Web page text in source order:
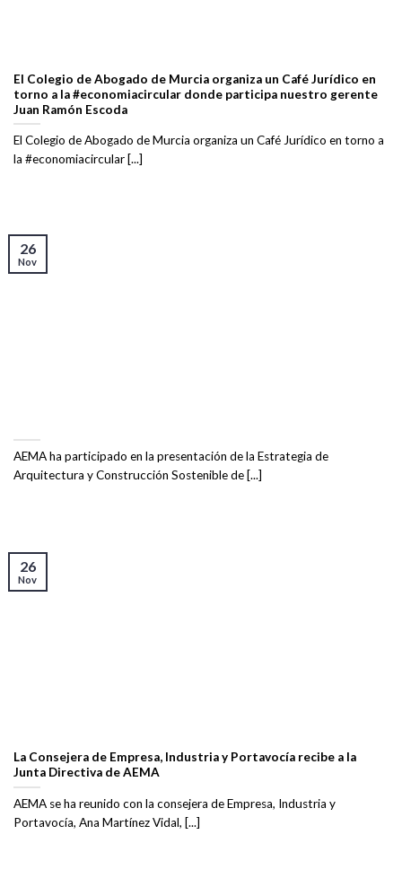
El Colegio de Abogado de Murcia organiza un Café Jurídico en
torno a la #economiacircular donde participa nuestro gerente
Juan Ramón Escoda
El Colegio de Abogado de Murcia organiza un Café Jurídico en torno a
la #economiacircular [...]
AEMA ha participado en la presentación de la Estrategia de
Arquitectura y Construcción Sostenible de [...]
26
Nov
La Consejera de Empresa, Industria y Portavocía recibe a la
Junta Directiva de AEMA
AEMA se ha reunido con la consejera de Empresa, Industria y
Portavocía, Ana Martínez Vidal, [...]
26
Nov